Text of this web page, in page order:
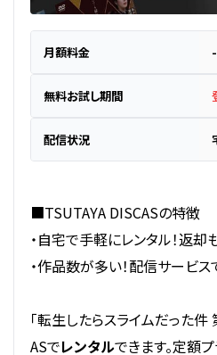
月額料金 -
無料お試し期間
配信状況
■TSUTAYA DISCASの特徴
・自宅で手軽にレンタル！返却
・作品数が多い！配信サービ
「転生したらスライムだった
ASでレンタルできます。定額